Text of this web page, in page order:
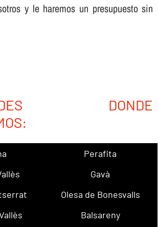
y le haremos un presupuesto sin
DONDE
Perafita
Gavà
Olesa de Bonesvalls
Balsareny